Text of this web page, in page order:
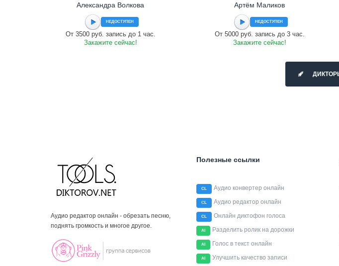
Александра Волкова
НЕДОСТУПЕН
От 3500 руб. запись до 1 час.
Закажите сейчас!
Артём Маликов
НЕДОСТУПЕН
От 5000 руб. запись до 3 час.
Закажите сейчас!
Аудио редактор онлайн - обрезать песню,
поднять громкость и многое другое.
Полезные ссылки
CL Аудио конвертер онлайн
CL Аудио редактор онлайн
CL Онлайн диктофон голоса
AI Разделить ролик на дорожки
AI Голос в текст онлайн
AI Улучшить качество записи